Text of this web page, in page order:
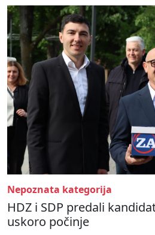
Nepoznata kategorija
HDZ i SDP predali
uskoro počinje